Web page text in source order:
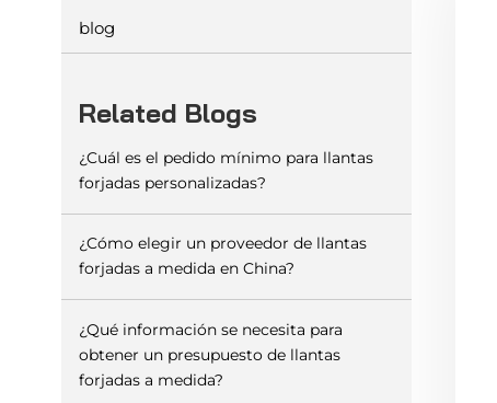
blog
Related Blogs
¿Cuál es el pedido mínimo para llantas
forjadas personalizadas?
¿Cómo elegir un proveedor de llantas
forjadas a medida en China?
¿Qué información se necesita para
obtener un presupuesto de llantas
forjadas a medida?